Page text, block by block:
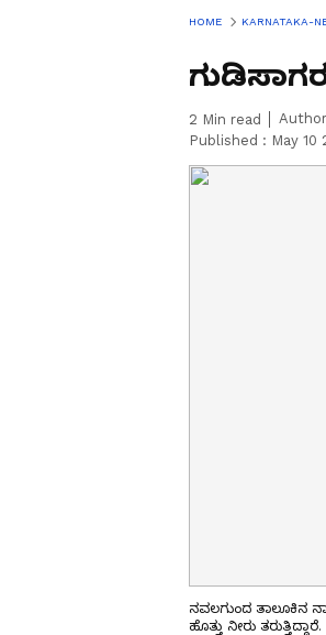
HOME KARNATAKA-
2 Min read
Published : May 10
ನವಲಗುಂದ ತಾಲೂಕಿನ
ಹೊತ್ತು ನೀರು